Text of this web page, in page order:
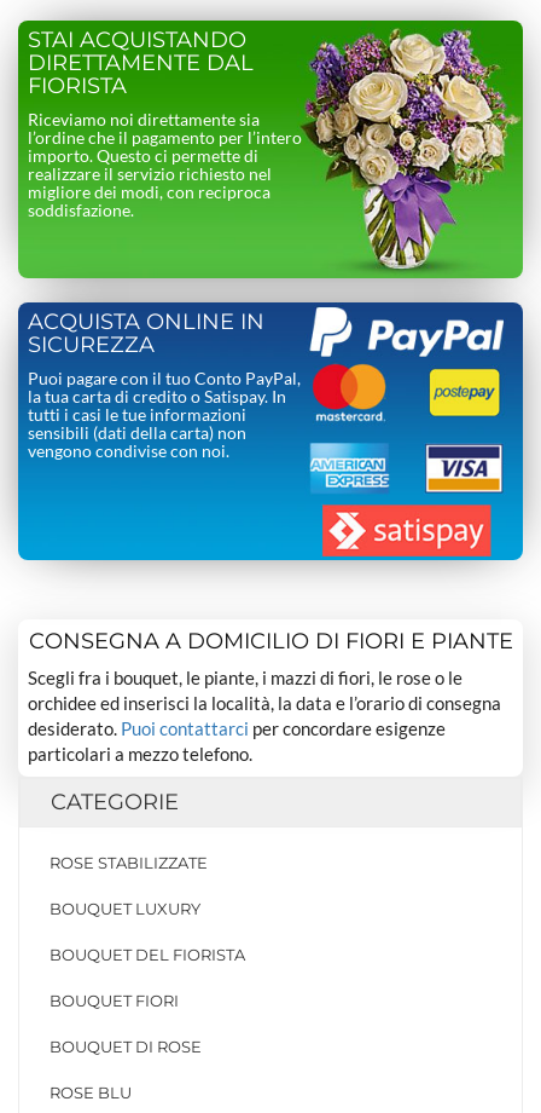
STAI ACQUISTANDO
DIRETTAMENTE DAL
FIORISTA
Riceviamo noi direttamente sia
l’ordine che il pagamento per l’intero
importo. Questo ci permette di
realizzare il servizio richiesto nel
migliore dei modi, con reciproca
soddisfazione.
ACQUISTA ONLINE IN
SICUREZZA
Puoi pagare con il tuo Conto PayPal,
la tua carta di credito o Satispay. In
tutti i casi le tue informazioni
sensibili (dati della carta) non
vengono condivise con noi.
CONSEGNA A DOMICILIO DI FIORI E PIANTE
Scegli fra i bouquet, le piante, i mazzi di fiori, le rose o le
orchidee ed inserisci la località, la data e l’orario di consegna
desiderato. Puoi contattarci per concordare esigenze
particolari a mezzo telefono.
CATEGORIE
ROSE STABILIZZATE
BOUQUET LUXURY
BOUQUET DEL FIORISTA
BOUQUET FIORI
BOUQUET DI ROSE
ROSE BLU